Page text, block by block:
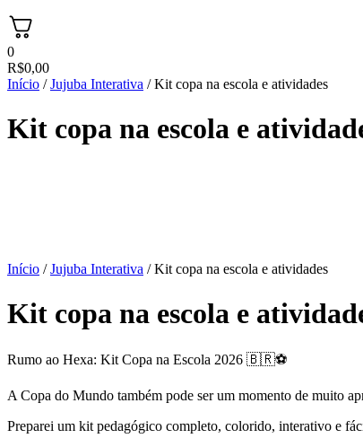
0
R$0,00
Início /Jujuba Interativa / Kit copa na escola e atividades
Kit copa na escola e
Início /Jujuba Interativa / Kit copa na escola e atividades
Kit copa na escola e
Rumo ao Hexa: Kit Copa na Escola 2026 🇧🇷⚽
A Copa do Mundo também pode ser um momento de muito
Preparei um kit pedagógico completo, colorido, interativo e